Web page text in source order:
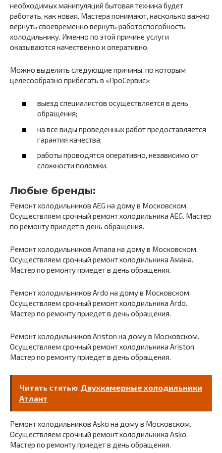
необходимых манипуляций бытовая техника будет
работать, как новая. Мастера понимают, насколько важно
вернуть своевременно вернуть работоспособность
холодильнику. Именно по этой причине услуги
оказываются качественно и оперативно.
Можно выделить следующие причины, по которым
целесообразно прибегать в «ПроСервис»:
выезд специалистов осуществляется в день
обращения;
на все виды проведенных работ предоставляется
гарантия качества;
работы проводятся оперативно, независимо от
сложности поломки.
Любые бренды:
Ремонт холодильников AEG на дому в Московском.
Осуществляем срочный ремонт холодильника AEG. Мастер
по ремонту приедет в день обращения.
Ремонт холодильников Amana на дому в Московском.
Осуществляем срочный ремонт холодильника Амана.
Мастер по ремонту приедет в день обращения.
Ремонт холодильников Ardo на дому в Московском.
Осуществляем срочный ремонт холодильника Ardo.
Мастер по ремонту приедет в день обращения.
Ремонт холодильников Ariston на дому в Московском.
Осуществляем срочный ремонт холодильника Ariston.
Мастер по ремонту приедет в день обращения.
Читать статью Двухкамерные холодильники
Атлант
Ремонт холодильников Asko на дому в Московском.
Осуществляем срочный ремонт холодильника Asko.
Мастер по ремонту приедет в день обращения.